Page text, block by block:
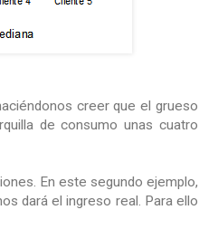
creer que el grueso
de consumo unas cuatro
En este segundo ejemplo,
dará el ingreso real. Para ello